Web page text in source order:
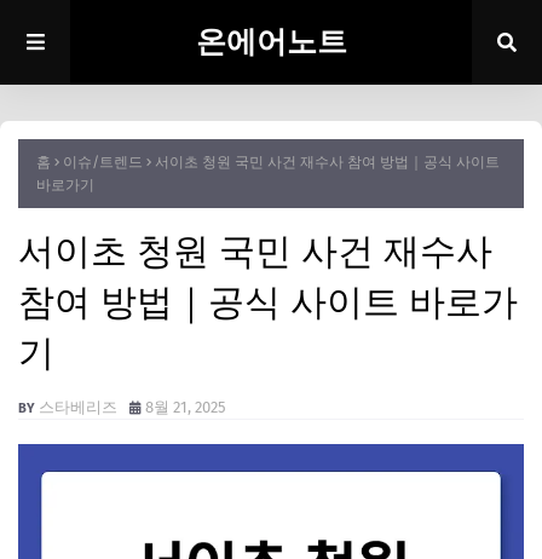
온에어노트
홈 이슈/트렌드
서이초 청원 국민 사건 재수사 참여 방법｜공식 사이트
바로가기
서이초 청원 국민 사건 재수사
참여 방법｜공식 사이트 바로가
기
스타베리즈 8월 21, 2025